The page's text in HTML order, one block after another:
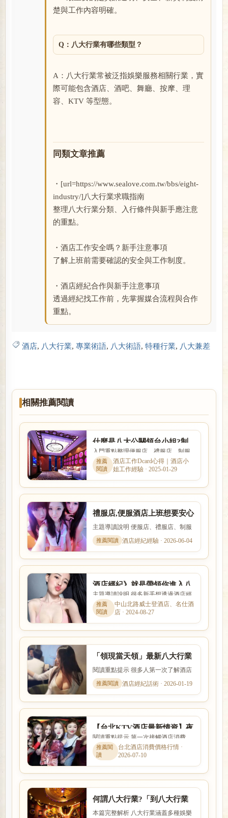
楚與工作內容明確。
Q：八大行業有哪些類型？
A：八大行業常被泛指娛樂服務相關行業，實
際可能包含酒店、酒吧、舞廳、按摩、理
容、KTV 等型態。
同類文章推薦
・[url=https://www.sealove.com.tw/bbs/eight-
industry/]八大行業求職指南
整理八大行業分類、入行條件與新手應注意
的重點。
・酒店工作安全嗎？新手注意事項
了解上班前需要確認的安全與工作制度。
・酒店經紀合作與新手注意事項
透過經紀找工作前，先掌握媒合流程與合作
重點。
酒店, 八大行業, 專業術語, 八大術語, 特種行業, 八大兼差
相關推薦閱讀
什麼是八大公關領台小姐?制
服、便禮服、酒店領檯工作內
容?
入門重點整理便服店、禮服店、制服
店與日式酒吧的消費方式、工作內容
與客群定位都不相同。本文針...
酒店工作Dcard心得｜酒店小
姐工作經驗 · 2025-01-29
禮服店,便服酒店上班想要安心
賺錢就要跟對酒店經紀人
主題導讀說明 便服店、禮服店、制服
店與日式酒吧的消費方式、工作內容
與客群定位都不相同。本文...
酒店經紀經驗 · 2026-06-04
酒店經紀》就是帶領你進入八
大行業上班工作的人
主題導讀說明 很多新手想透過酒店經
紀找工作，卻不清楚經紀是否可靠、
抽成怎麼算。本文整理「酒...
中山北路威士登酒店、名仕酒
店 · 2024-08-27
「領現當天領」最新八大行業
打工，酒店會館高薪兼職搶先
看
閱讀重點提示 很多人第一次了解酒店
工作時，最在意的就是收入怎麼計
算、是否可以日領現領，以及...
酒店經紀話術 · 2026-01-19
【台北KTV酒店最新情資】夜
總會老司機夜場酒店消費基本
消費
閱讀重點提示 第一次接觸酒店消費
時，最容易搞不清楚的就是費用怎麼
算、包廂與節數如何計價、小...
台北酒店消費價格行情 ·
2026-07-10
何謂八大行業?「到八大行業
上班該如何選擇」求職平台
本篇完整解析 八大行業涵蓋多種娛樂